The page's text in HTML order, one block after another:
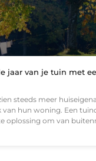
jaar van je tuin met
steeds meer
van hun woning. Een
oplossing om van